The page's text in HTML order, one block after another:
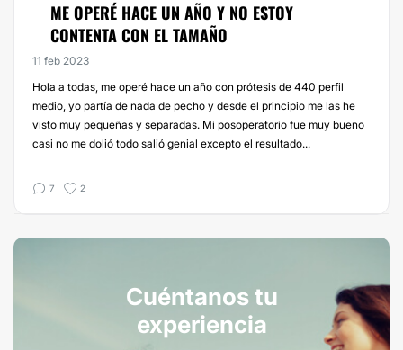
ME OPERÉ HACE UN AÑO Y NO ESTOY
CONTENTA CON EL TAMAÑO
11 feb 2023
Hola a todas, me operé hace un año con prótesis de 440 perfil
medio, yo partía de nada de pecho y desde el principio me las he
visto muy pequeñas y separadas. Mi posoperatorio fue muy bueno
casi no me dolió todo salió genial excepto el resultado...
7 2
Cuéntanos tu
experiencia